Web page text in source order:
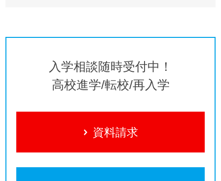
入学相談随時受付中！
高校進学/転校/再入学
資料請求